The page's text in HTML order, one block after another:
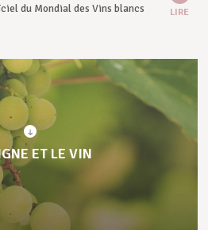
du Mondial des Vins blancs
LIRE
ET LE VIN